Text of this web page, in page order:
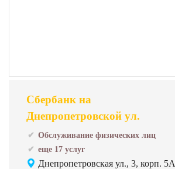
Сбербанк на
Днепропетровской ул.
Обслуживание физических лиц
еще 17 услуг
Днепропетровская ул., 3, корп. 5А